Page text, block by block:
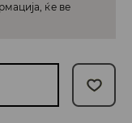
ќе ве